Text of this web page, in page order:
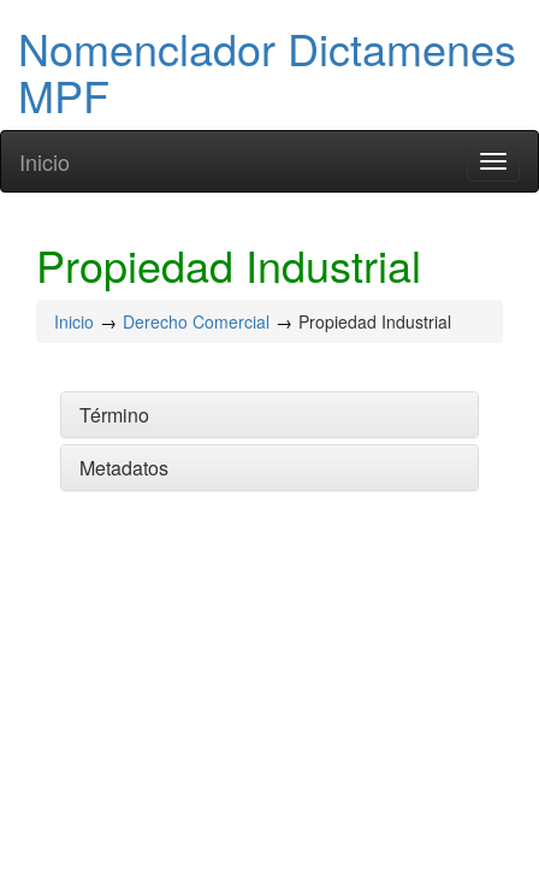
Nomenclador Dictamenes
MPF
Inicio
Propiedad Industrial
Inicio Derecho Comercial Propiedad Industrial
Término
Metadatos